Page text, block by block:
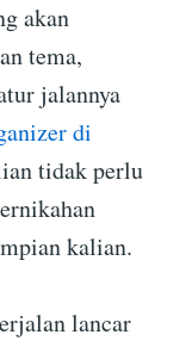
akan
tema,
jalannya
di
tidak perlu
kalian.
lancar